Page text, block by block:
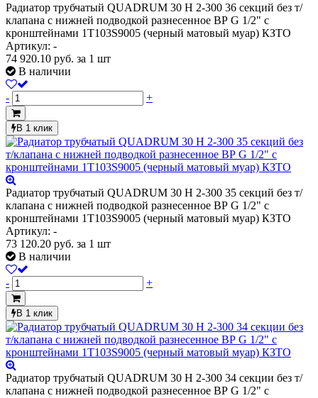
Радиатор трубчатый QUADRUM 30 H 2-300 36 секций без т/
клапана с нижней подводкой разнесенное ВР G 1/2" с
кронштейнами 1T103S9005 (черный матовый муар) КЗТО
Артикул: -
74 920.10 руб. за 1 шт
В наличии
- +
В 1 клик
Радиатор трубчатый QUADRUM 30 H 2-300 35 секций без т/
клапана с нижней подводкой разнесенное ВР G 1/2" с
кронштейнами 1T103S9005 (черный матовый муар) КЗТО
Артикул: -
73 120.20 руб. за 1 шт
В наличии
- +
В 1 клик
Радиатор трубчатый QUADRUM 30 H 2-300 34 секции без т/
клапана с нижней подводкой разнесенное ВР G 1/2" с